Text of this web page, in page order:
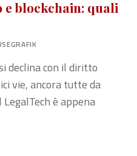
blockchain: quali
declina con il diritto
vie, ancora tutte da
è appena